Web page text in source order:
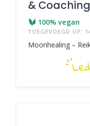
& Coaching
100% vegan
TOEGEVOEGD OP:
Moonhealing –